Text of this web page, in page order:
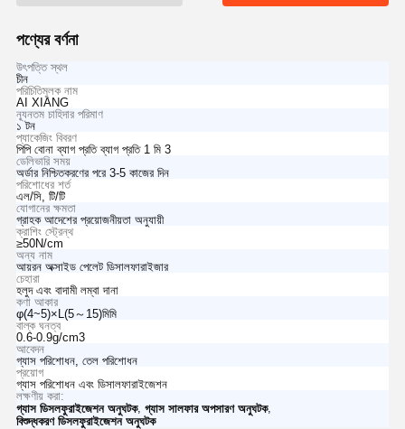
পণ্যের বর্ণনা
উৎপত্তি স্থল
চীন
পরিচিতিমুলক নাম
AI XIANG
ন্যূনতম চাহিদার পরিমাণ
১ টন
প্যাকেজিং বিবরণ
পিপি বোনা ব্যাগ প্রতি ব্যাগ প্রতি 1 মি 3
ডেলিভারি সময়
অর্ডার নিশ্চিতকরণের পরে 3-5 কাজের দিন
পরিশোধের শর্ত
এল/সি, টি/টি
যোগানের ক্ষমতা
গ্রাহক আদেশের প্রয়োজনীয়তা অনুযায়ী
ক্রাশিং স্ট্রেন্থ
≥50N/cm
অন্য নাম
আয়রন অক্সাইড পেলেট ডিসালফারাইজার
চেহারা
হলুদ এবং বাদামী লম্বা দানা
কণা আকার
φ(4~5)×L(5～15)মিমি
বাল্ক ঘনত্ব
0.6-0.9g/cm3
আবেদন
গ্যাস পরিশোধন, তেল পরিশোধন
প্রয়োগ
গ্যাস পরিশোধন এবং ডিসালফারাইজেশন
লক্ষণীয় করা:
গ্যাস ডিসলফুরাইজেশন অনুঘটক, গ্যাস সালফার অপসারণ অনুঘটক,
বিশুদ্ধকরণ ডিসলফুরাইজেশন অনুঘটক